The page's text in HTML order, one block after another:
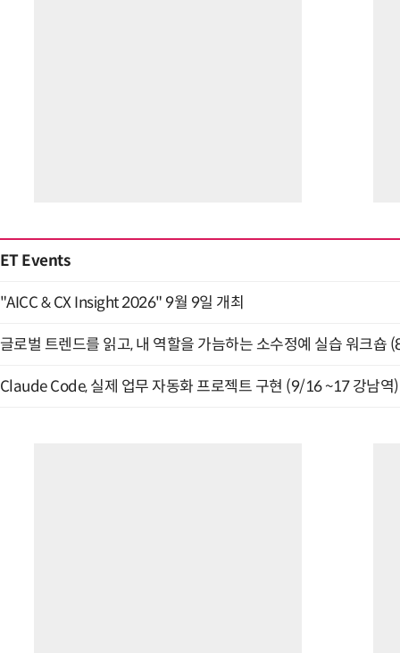
ET Events
"AICC & CX Insight 2026" 9월 9일 개최
글로벌 트렌드를 읽고, 내 역할을 가늠하는 소수정예 실습 워크숍
Claude Code, 실제 업무 자동화 프로젝트 구현 (9/16 ~17 강남역)